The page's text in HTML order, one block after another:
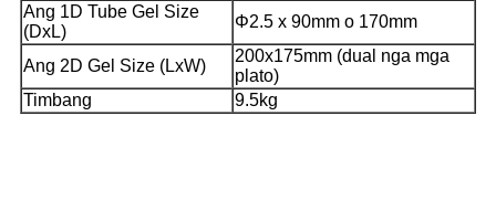
Ang 1D Tube Gel Size
(DxL)
Φ2.5 x 90mm o 170mm
Ang 2D Gel Size (LxW)
200x175mm (dual nga mga
plato)
Timbang
9.5kg